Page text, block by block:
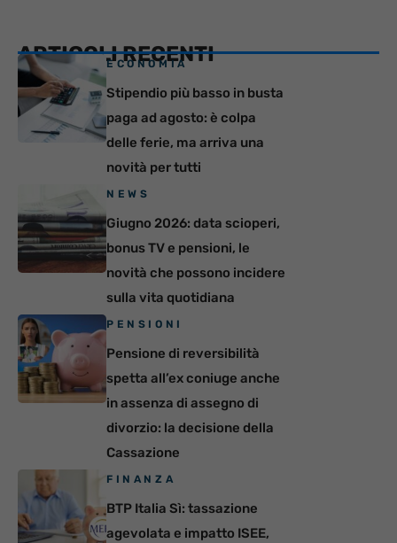
ARTICOLI RECENTI
ECONOMIA
Stipendio più basso in busta
paga ad agosto: è colpa
delle ferie, ma arriva una
novità per tutti
NEWS
Giugno 2026: data scioperi,
bonus TV e pensioni, le
novità che possono incidere
sulla vita quotidiana
PENSIONI
Pensione di reversibilità
spetta all’ex coniuge anche
in assenza di assegno di
divorzio: la decisione della
Cassazione
FINANZA
BTP Italia Sì: tassazione
agevolata e impatto ISEE,